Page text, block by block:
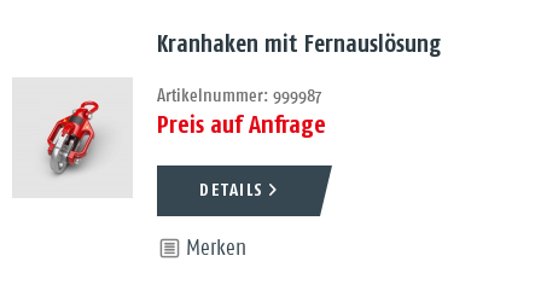
Kranhaken mit Fernauslösung
Artikelnummer: 999987
Preis auf Anfrage
DETAILS
Merken